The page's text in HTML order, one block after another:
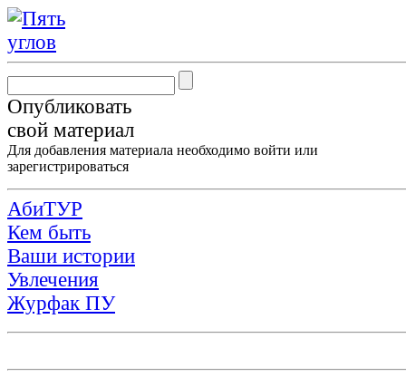
Опубликовать
свой материал
Для добавления материала необходимо войти или
зарегистрироваться
АбиТУР
Кем быть
Ваши истории
Увлечения
Журфак ПУ